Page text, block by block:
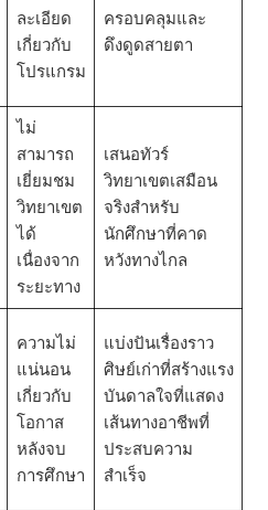
ละเอียด
เกี่ยวกับ
โปรแกรม
ครอบคลุมและ
ดึงดูดสายตา
ไม่
สามารถ
เยี่ยมชม
วิทยาเขต
ได้
เนื่องจาก
ระยะทาง
เสนอทัวร์
วิทยาเขตเสมือน
จริงสําหรับ
นักศึกษาที่คาด
หวังทางไกล
ความไม่
แน่นอน
เกี่ยวกับ
โอกาส
หลังจบ
การศึกษา
แบ่งปันเรื่องราว
ศิษย์เก่าที่สร้างแรง
บันดาลใจที่แสดง
เส้นทางอาชีพที่
ประสบความ
สําเร็จ